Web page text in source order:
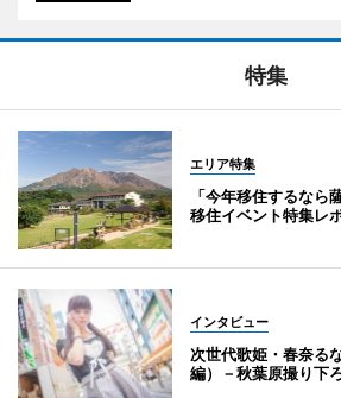
特集
エリア特集
「今年移住するな
移住イベント特集レ
インタビュー
次世代歌姫・春奈る
編）－秋葉原撮り下